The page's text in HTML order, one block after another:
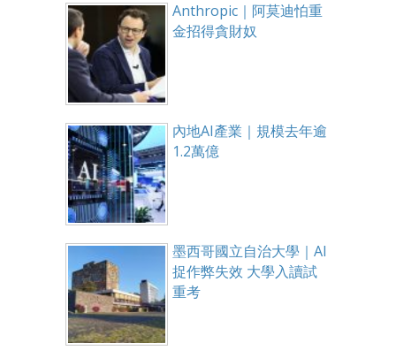
Anthropic｜阿莫迪怕重
金招得貪財奴
內地AI產業｜規模去年逾
1.2萬億
墨西哥國立自治大學｜AI
捉作弊失效 大學入讀試
重考